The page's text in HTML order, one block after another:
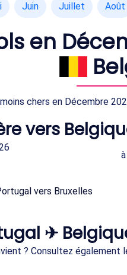
Juin Juillet Août
en
chers en Décembre
vers
vers Bruxelles
✈
? Consultez